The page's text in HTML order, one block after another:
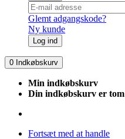
Glemt adgangskode?
Ny kunde
Log ind
0 Indkøbskurv
Min indkøbskurv
Din indkøbskurv er tom
Fortsæt med at handle